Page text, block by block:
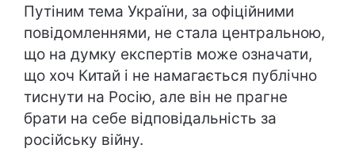
Путіним тема України, за офіційними
повідомленнями, не стала центральною,
що на думку експертів може означати,
що хоч Китай і не намагається публічно
тиснути на Росію, але він не прагне
брати на себе відповідальність за
російську війну.